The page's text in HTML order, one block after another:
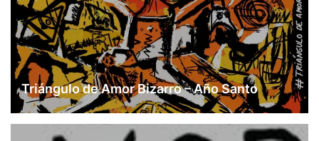
Triángulo de Amor Bizarro – Año Santo